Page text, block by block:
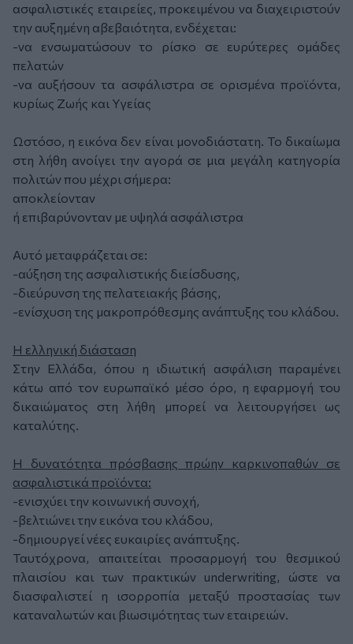
ασφαλιστικές εταιρείες, προκειμένου να διαχειριστούν
την αυξημένη αβεβαιότητα, ενδέχεται:
-να ενσωματώσουν το ρίσκο σε ευρύτερες ομάδες
πελατών
-να αυξήσουν τα ασφάλιστρα σε ορισμένα προϊόντα,
κυρίως Ζωής και Υγείας
Ωστόσο, η εικόνα δεν είναι μονοδιάστατη. Το δικαίωμα
στη λήθη ανοίγει την αγορά σε μια μεγάλη κατηγορία
πολιτών που μέχρι σήμερα:
αποκλείονταν
ή επιβαρύνονταν με υψηλά ασφάλιστρα
Αυτό μεταφράζεται σε:
-αύξηση της ασφαλιστικής διείσδυσης,
-διεύρυνση της πελατειακής βάσης,
-ενίσχυση της μακροπρόθεσμης ανάπτυξης του κλάδου.
Η ελληνική διάσταση
Στην Ελλάδα, όπου η ιδιωτική ασφάλιση παραμένει
κάτω από τον ευρωπαϊκό μέσο όρο, η εφαρμογή του
δικαιώματος στη λήθη μπορεί να λειτουργήσει ως
καταλύτης.
Η δυνατότητα πρόσβασης πρώην καρκινοπαθών σε
ασφαλιστικά προϊόντα:
-ενισχύει την κοινωνική συνοχή,
-βελτιώνει την εικόνα του κλάδου,
-δημιουργεί νέες ευκαιρίες ανάπτυξης.
Ταυτόχρονα, απαιτείται προσαρμογή του θεσμικού
πλαισίου και των πρακτικών underwriting, ώστε να
διασφαλιστεί η ισορροπία μεταξύ προστασίας των
καταναλωτών και βιωσιμότητας των εταιρειών.